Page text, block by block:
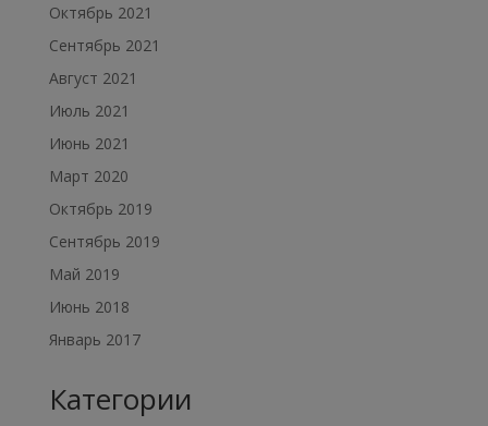
Октябрь 2021
Сентябрь 2021
Август 2021
Июль 2021
Июнь 2021
Март 2020
Октябрь 2019
Сентябрь 2019
Май 2019
Июнь 2018
Январь 2017
Категории